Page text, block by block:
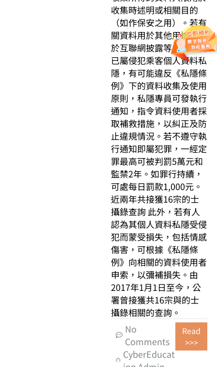
收集時述明或相關目的
（如作保安之用）。若有
關資料用於其他用途，如
於互聯網披露等，本質上
已屬侵犯乘客個人資料私
隱，有可能違反《私隱條
例》下的資料收集及使用
原則，私隱專員可發執行
通知，指令資料使用者採
取補救措施，以糾正及防
止違規情況。若不遵守執
行通知即屬犯罪，一經定
罪最高可被判罰5萬元和
監禁2年。如罪行持續，
可處每日罰款1,000元。
近兩年共接獲16宗的士
攝錄查詢 此外，若有人
認為其個人資料私隱受侵
犯而蒙受損失，包括情感
傷害，可根據《私隱條
例》向相關的資料使用者
申索，以彌補損失。由
2017年1月1日至今，公
署曾接獲共16宗與的士
攝錄相關的查詢。
Read
>>>
No
Comments
CyberEducat